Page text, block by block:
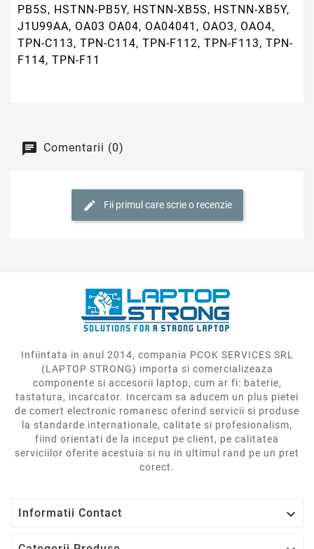
PB5S, HSTNN-PB5Y, HSTNN-XB5S, HSTNN-XB5Y,
J1U99AA, OA03 OA04, OA04041, OAO3, OAO4,
TPN-C113, TPN-C114, TPN-F112, TPN-F113, TPN-
F114, TPN-F11
Comentarii (0)
Fii primul care scrie o recenzie
Infiintata in anul 2014, compania PCOK SERVICES SRL
(LAPTOP STRONG) importa si comercializeaza
componente si accesorii laptop, cum ar fi: baterie,
tastatura, incarcator. Incercam sa aducem un plus pietei
de comert electronic romanesc oferind servicii si produse
la standarde internationale, calitate si profesionalism,
fiind orientati de la inceput pe client, pe calitatea
serviciilor oferite acestuia si nu in ultimul rand pe un pret
corect.
Informatii Contact 